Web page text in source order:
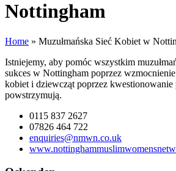
Nottingham
Home » Muzułmańska Sieć Kobiet w
Istniejemy, aby pomóc wszystkim
sukces w Nottingham poprzez
kobiet i dziewcząt poprzez kwestionowanie
powstrzymują.
0115 837 2627
07826 464 722
enquiries@nmwn.co.uk